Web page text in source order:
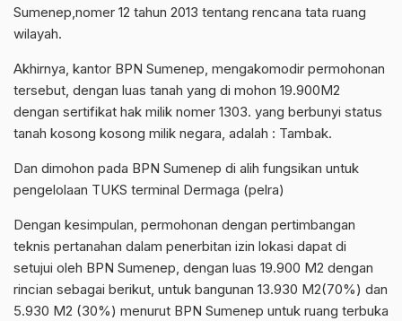
Sumenep,nomer 12 tahun 2013 tentang rencana tata ruang
wilayah.
Akhirnya, kantor BPN Sumenep, mengakomodir permohonan
tersebut, dengan luas tanah yang di mohon 19.900M2
dengan sertifikat hak milik nomer 1303. yang berbunyi status
tanah kosong kosong milik negara, adalah : Tambak.
Dan dimohon pada BPN Sumenep di alih fungsikan untuk
pengelolaan TUKS terminal Dermaga (pelra)
Dengan kesimpulan, permohonan dengan pertimbangan
teknis pertanahan dalam penerbitan izin lokasi dapat di
setujui oleh BPN Sumenep, dengan luas 19.900 M2 dengan
rincian sebagai berikut, untuk bangunan 13.930 M2(70%) dan
5.930 M2 (30%) menurut BPN Sumenep untuk ruang terbuka